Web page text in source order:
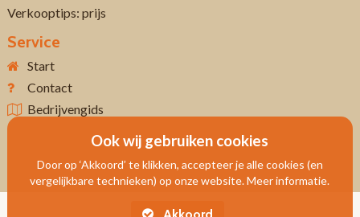
Verkooptips: prijs
Service
Start
Contact
Bedrijvengids
Ook wij gebruiken cookies
Door op ‘Akkoord’ te klikken, accepteer je alle cookies (en
vergelijkbare technieken) op onze website. Meer informatie.